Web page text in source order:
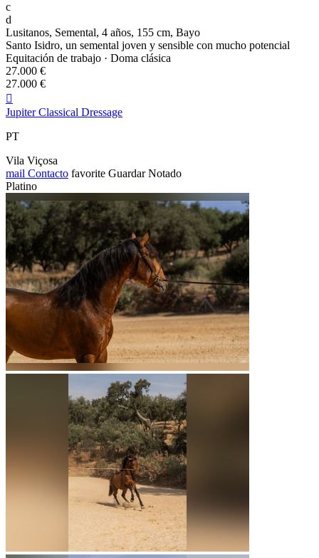
c
d
Lusitanos, Semental, 4 años, 155 cm, Bayo
Santo Isidro, un semental joven y sensible con mucho potencial
Equitación de trabajo · Doma clásica
27.000 €
27.000 €

Jupiter Classical Dressage
PT
Vila Viçosa
mail Contacto favorite Guardar Notado
Platino